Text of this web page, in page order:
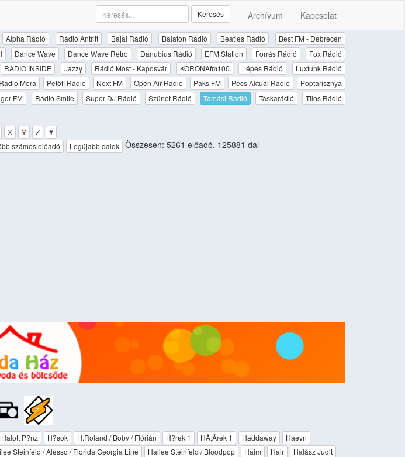
Archívum Kapcsolat
Keresés
Alpha Rádió Rádió Antritt Bajai Rádió Balaton Rádió Beatles Rádió
Best FM - Debrecen
Dance Wave Dance Wave Retro Danubius Rádió EFM Station Forrás Rádió
Fox Rádió
RADIO INSIDE Jazzy Rádió Most - Kaposvár KORONAfm100 Lépés Rádió
Luxfunk Rádió
Rádió Mora Petőfi Rádió Next FM Open Air Rádió Paks FM Pécs Aktuál Rádió
Poptarisznya
FM Rádió Smile Super DJ Rádió Szünet Rádió Tamási Rádió Táskarádió
Tilos Rádió
X Y Z
#
számos előadó Legújabb dalok Összesen: 5261 előadó, 125881 dal
P?nz H?sok H.Roland / Boby / Flórián H?­rek 1 HÄ,Â­rek 1 Haddaway
Haevn
Steinfeld / Alesso / Florida Georgia Line Hailee Steinfeld / Bloodpop Haim Hair
Halász Judit